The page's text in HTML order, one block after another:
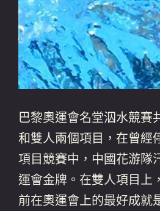
巴黎奧運會名堂泅水競賽
和雙人兩個項目，在曾經
項目競賽中，中國花游隊
運會金牌。在雙人項目上
前在奧運會上的最好成就